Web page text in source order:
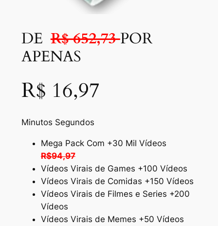
DE R$ 652,73POR
APENAS
R$ 16,97
Minutos Segundos
Mega Pack Com +30 Mil Vídeos
R$94,97
Vídeos Virais de Games +100 Vídeos
Vídeos Virais de Comidas +150 Vídeos
Vídeos Virais de Filmes e Series +200
Vídeos
Vídeos Virais de Memes +50 Vídeos